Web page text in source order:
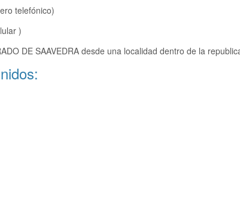
telefónico)
)
DE SAAVEDRA desde una localidad dentro de la